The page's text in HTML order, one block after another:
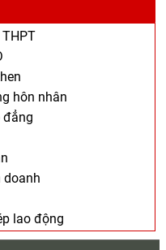
hôn nhân
đẳng
doanh
lao động